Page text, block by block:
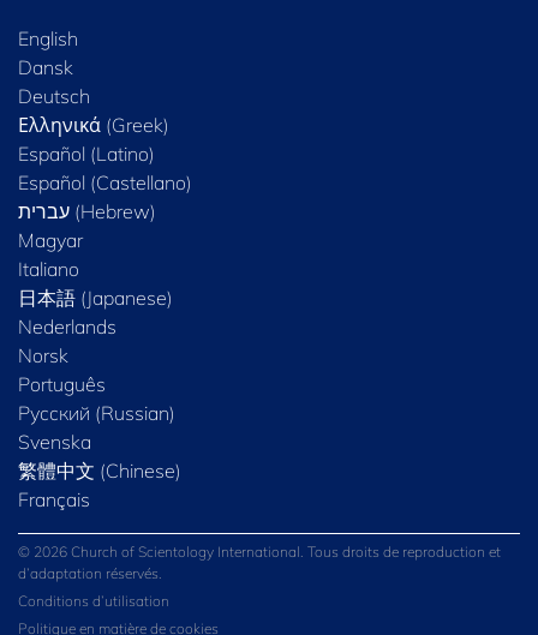
English
Dansk
Deutsch
Ελληνικά (Greek)
Español (Latino)
Español (Castellano)
Magyar
Italiano
日本語 (Japanese)
Nederlands
Norsk
Português
Русский (Russian)
Svenska
繁體中文 (Chinese)
Français
© 2026 Church of Scientology International. Tous droits de reproduction et
d’adaptation réservés.
Conditions d’utilisation
Politique en matière de cookies